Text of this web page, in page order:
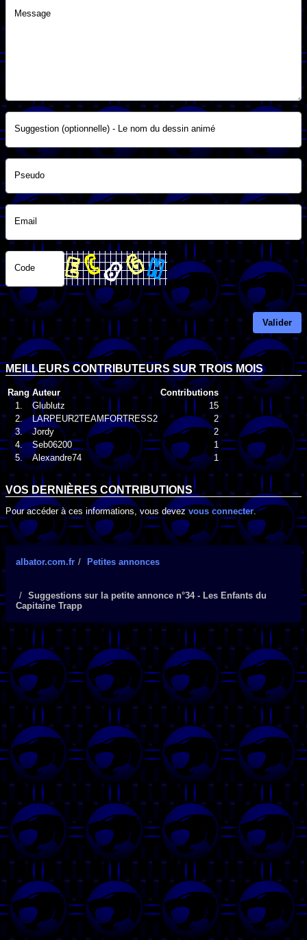
Message
Suggestion (optionnelle) - Le nom du dessin animé
Pseudo
Email
Code
Valider
MEILLEURS CONTRIBUTEURS SUR TROIS MOIS
Rang Auteur
Contributions
1.
Glublutz
15
2.
LARPEUR2TEAMFORTRESS2
2
3.
Jordy
2
4.
Seb06200
1
5.
Alexandre74 1
VOS DERNIÈRES CONTRIBUTIONS
Pour accéder à ces informations, vous devezvous connecter.
albator.com.fr Petites annonces
Suggestions sur la petite annonce n°34 - Les Enfants du
Capitaine Trapp